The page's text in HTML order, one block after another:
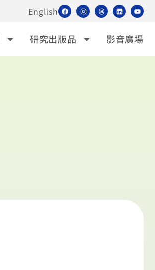
English
研究出版品 影音廣場